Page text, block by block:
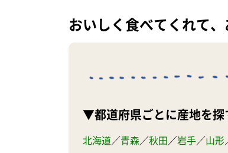
おいしく食べてくれて、
▼都道府県ごとに産地を探
北海道 ／青森／秋田 ／岩手／山形